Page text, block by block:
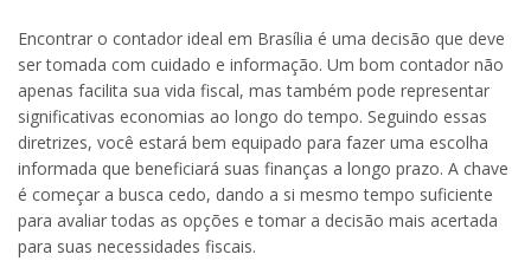
Encontrar o contador ideal em Brasília é uma decisão que deve
ser tomada com cuidado e informação. Um bom contador não
apenas facilita sua vida fiscal, mas também pode representar
significativas economias ao longo do tempo. Seguindo essas
diretrizes, você estará bem equipado para fazer uma escolha
informada que beneficiará suas finanças a longo prazo. A chave
é começar a busca cedo, dando a si mesmo tempo suficiente
para avaliar todas as opções e tomar a decisão mais acertada
para suas necessidades fiscais.